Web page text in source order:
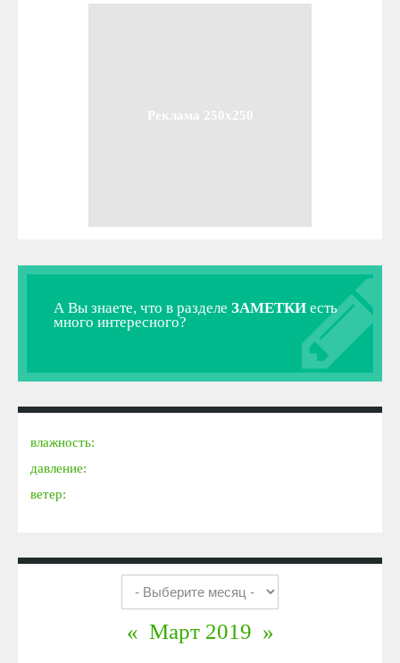
Реклама 250x250
А Вы знаете, что в разделе ЗАМЕТКИ есть
много интересного?
влажность:
давление:
ветер:
« Март 2019 »